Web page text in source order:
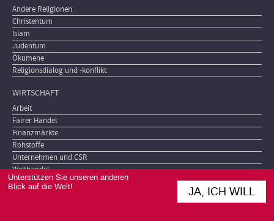
Unterstützen Sie unseren anderen
Blick auf die Welt!
JA, ICH WILL
Andere Religionen
Christentum
Islam
Judentum
Ökumene
Religionsdialog und -konflikt
WIRTSCHAFT
Arbeit
Fairer Handel
Finanzmärkte
Rohstoffe
Unternehmen und CSR
Welthandel
Die Proteste sind verklungen